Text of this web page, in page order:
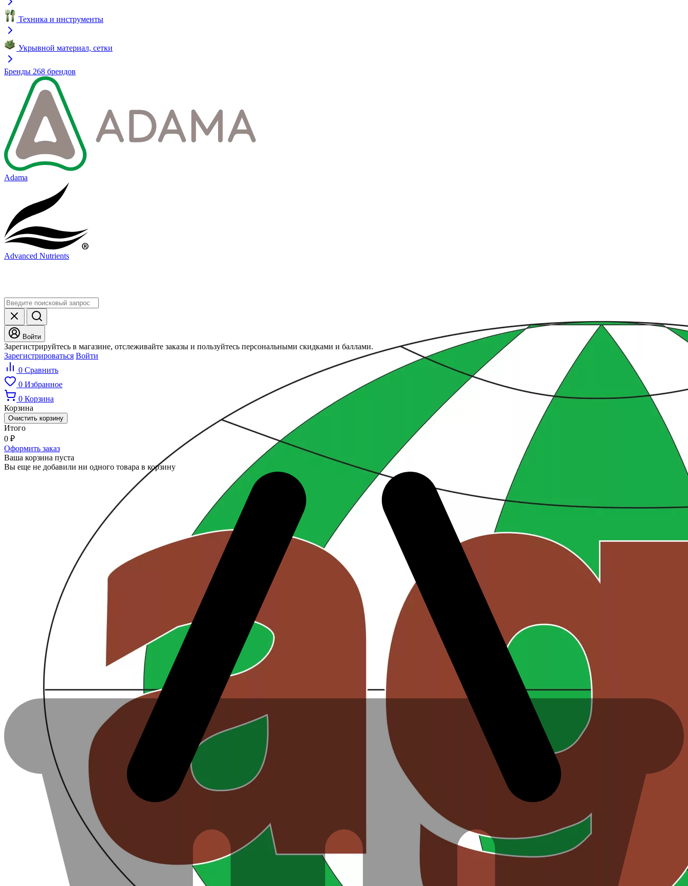
Техника и инструменты
Укрывной материал, сетки
Бренды 268 брендов
Adama
Advanced Nutrients
Войти
Зарегистрируйтесь в магазине, отслеживайте заказы и пользуйтесь персональными скидками и баллами.
Зарегистрироваться Войти
0 Сравнить
0 Избранное
0 Корзина
Корзина
Очистить корзину
Итого
0 ₽
Оформить заказ
Ваша корзина пуста
Вы еще не добавили ни одного товара в корзину